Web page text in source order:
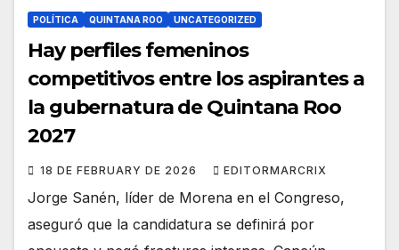
POLÍTICA QUINTANA ROO UNCATEGORIZED
Hay perfiles femeninos
competitivos entre los aspirantes a
la gubernatura de Quintana Roo
2027
18 DE FEBRUARY DE 2026 EDITORMARCRIX
Jorge Sanén, líder de Morena en el Congreso,
aseguró que la candidatura se definirá por